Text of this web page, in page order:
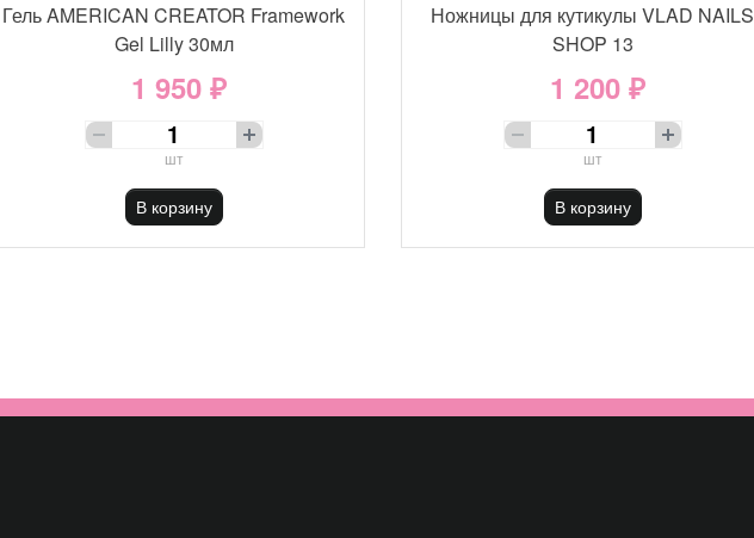
Гель AMERICAN CREATOR Framework
Gel Lilly 30мл
1 950 ₽
шт
В корзину
Ножницы для кутикулы VLAD NAILS
SHOP 13
1 200 ₽
шт
В корзину